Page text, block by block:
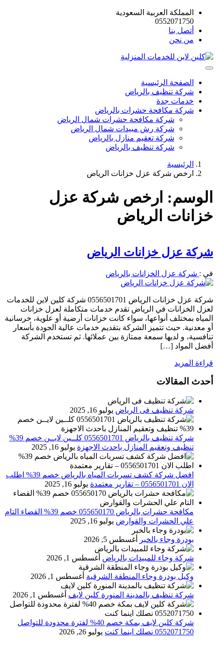
المملكة العربية السعودية
0552071750
أتصل بنا
من نحن
الصفحة الرئيسية
شركة تنظيف بالرياض
خدمات جدة
شركة مكافحة حشرات بالرياض
شركة مكافحة حشرات شمال الرياض
شركة رش مبيدات شمال الرياض
شركة تعقيم منازل بالرياض
شركة تنظيف بالرياض
الرئيسية
ارخص شركة عزل خزانات الرياض
الوسم: ارخص شركة عزل
خزانات الرياض
شركة عزل خزانات الرياض
في : شركة عزل الخزانات بالرياض
شركة عزل خزانات الرياض 0556501701 شركة كلين لاين للخدمات
لعزل الخزانات في الرياض تقدم خدمات متكاملة لعزل خزانات
المياه بمختلف أنواعها، سواء كانت خزانات أرضية أو علوية، خرسانية
أو معدنية. حيث تتميز الشركة بتقديم خدمات عالية الجودة بأسعار
تنافسية، و لديها سمعة ممتازة بين عملائها. ثم تستخدم الشركة
أفضل المواد […]
قراءة المزيد
أحدث المقالات
شركة تنظيف فى الرياض يوليو 16, 2025
شركة تنظيف بالرياض 0556501701 كلــين لايــن خصم 39%
تنظيف وتعقيم المنازل باحدث الاجهزة يوليو 16, 2025
افضل شركة كشف تسربات المياه بالرياض خصم 39% اطلب
الان 0556501701‬‏ – تقارير معتمدة
يوليو 16, 2025
مكافحة حشرات بالرياض 055650170 خصم 39% القضاء التام
علي الحشرات والقوارض يوليو 16, 2025
بودرة وجاء بالخبر أغسطس 5, 2026
شركة وجاء للمبيدات بالرياض أغسطس 1, 2026
وكيل بودرة وجاء المنطقة الشرقية أغسطس 1, 2026
شركة تنظيف بالمدينة المنورة كلين لايف أغسطس 1, 2026
شركة كلين لايف بمكة خصم 40% لفترة محدودة للتواصل
0552071750 نصلك اينما كنت
يوليو 26, 2026